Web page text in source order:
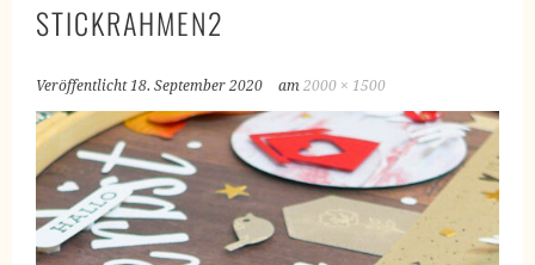
STICKRAHMEN2
Veröffentlicht18. September 2020 am2000 × 1500